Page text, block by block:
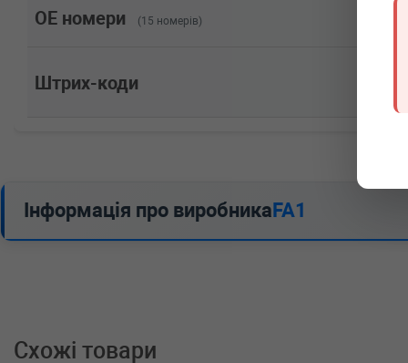
1.9 TTiD 180 л.с. (2007-н.в.) 180 л.с. (2007-12-01-)
1.9 TiD 150 л.с. (2005-н.в.) 150 л.с. (2005-03-01-)
OE номери (15 номерів)
Штрих-коди
Інформація про виробникаFA1
Схожі товари